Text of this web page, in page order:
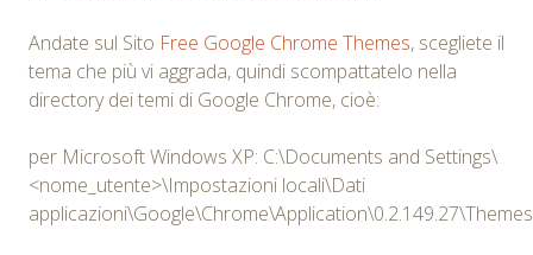
Andate sul Sito Free Google Chrome Themes, scegliete il
tema che più vi aggrada, quindi scompattatelo nella
directory dei temi di Google Chrome, cioè:
per Microsoft Windows XP: C:\Documents and Settings\
<nome_utente>\Impostazioni locali\Dati